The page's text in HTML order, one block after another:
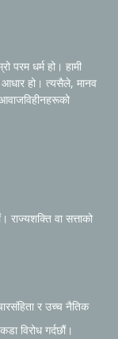
परम धर्म हो। हामी
आधार हो। त्यसैले, मानव
राज्यशक्ति वा सत्ताको
र उच्च नैतिक
विरोध गर्दछौं।